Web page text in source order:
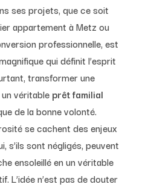
ses projets, que ce soit
appartement à Metz ou
professionnelle, est
qui définit l’esprit
transformer une
véritable prêt familial
de la bonne volonté.
se cachent des enjeux
s’ils sont négligés, peuvent
ensoleillé en un véritable
L’idée n’est pas de douter